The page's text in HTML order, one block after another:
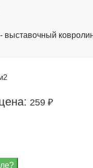
выставочный
259 ₽